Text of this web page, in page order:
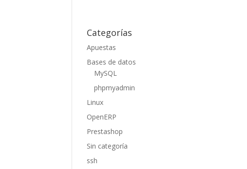
Categorías
Apuestas
Bases de datos
MySQL
phpmyadmin
Linux
OpenERP
Prestashop
Sin categoría
ssh